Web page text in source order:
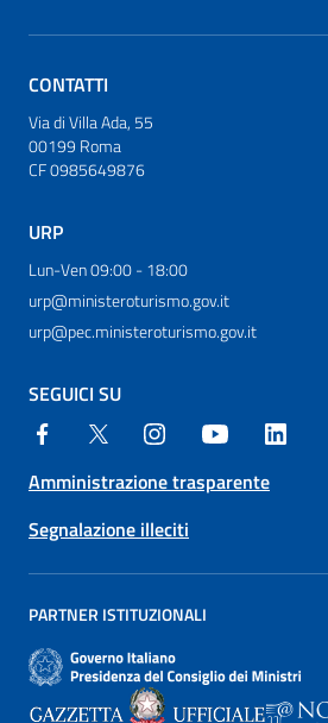
CONTATTI
Via di Villa Ada, 55
00199 Roma
CF 0985649876
URP
Lun-Ven 09:00 - 18:00
urp@ministeroturismo.gov.it
urp@pec.ministeroturismo.gov.it
SEGUICI SU
Amministrazione trasparente
Segnalazione illeciti
PARTNER ISTITUZIONALI